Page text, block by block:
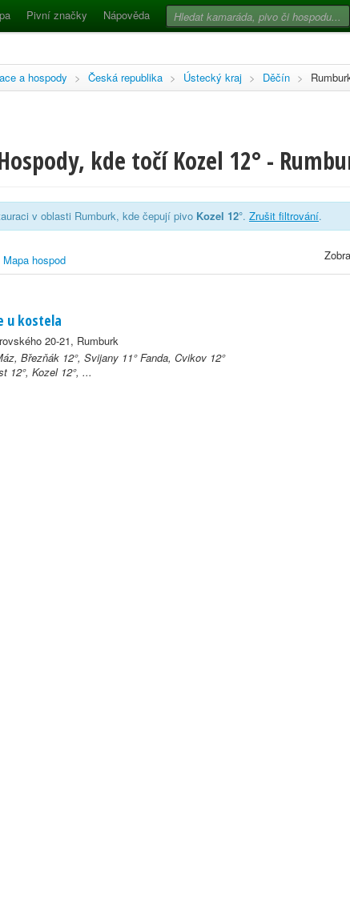
Pivní značky Nápověda
a hospody > Česká republika > Ústecký kraj > Děčín >
kde točí Kozel 12° -
v oblasti Rumburk, kde čepují pivo Kozel 12°. Zrušit filtrování.
Mapa hospod
u kostela
20-21, Rumburk
Březňák 12°, Svijany 11° Fanda, Cvikov 12°
12°, Kozel 12°, ...